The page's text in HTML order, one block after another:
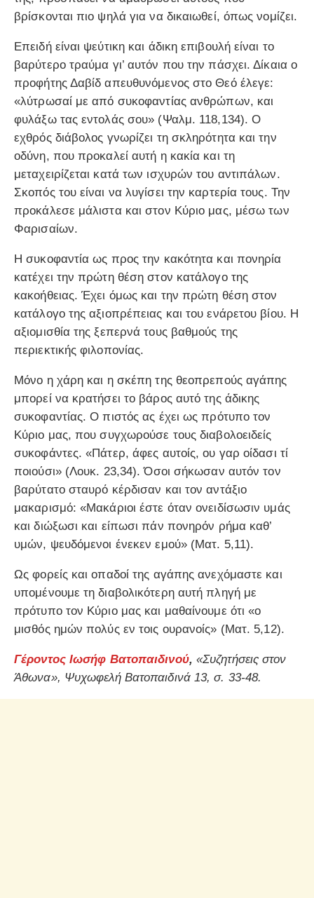
βρίσκονται πιο ψηλά για να δικαιωθεί, όπως νομίζει.
Επειδή είναι ψεύτικη και άδικη επιβουλή είναι το
βαρύτερο τραύμα γι’ αυτόν που την πάσχει. Δίκαια ο
προφήτης Δαβίδ απευθυνόμενος στο Θεό έλεγε:
«λύτρωσαί με από συκοφαντίας ανθρώπων, και
φυλάξω τας εντολάς σου» (Ψαλμ. 118,134). Ο
εχθρός διάβολος γνωρίζει τη σκληρότητα και την
οδύνη, που προκαλεί αυτή η κακία και τη
μεταχειρίζεται κατά των ισχυρών του αντιπάλων.
Σκοπός του είναι να λυγίσει την καρτερία τους. Την
προκάλεσε μάλιστα και στον Κύριο μας, μέσω των
Φαρισαίων.
Η συκοφαντία ως προς την κακότητα και πονηρία
κατέχει την πρώτη θέση στον κατάλογο της
κακοήθειας. Έχει όμως και την πρώτη θέση στον
κατάλογο της αξιοπρέπειας και του ενάρετου βίου. Η
αξιομισθία της ξεπερνά τους βαθμούς της
περιεκτικής φιλοπονίας.
Μόνο η χάρη και η σκέπη της θεοπρεπούς αγάπης
μπορεί να κρατήσει το βάρος αυτό της άδικης
συκοφαντίας. Ο πιστός ας έχει ως πρότυπο τον
Κύριο μας, που συγχωρούσε τους διαβολοειδείς
συκοφάντες. «Πάτερ, άφες αυτοίς, ου γαρ οίδασι τί
ποιούσι» (Λουκ. 23,34). Όσοι σήκωσαν αυτόν τον
βαρύτατο σταυρό κέρδισαν και τον αντάξιο
μακαρισμό: «Μακάριοι έστε όταν ονειδίσωσιν υμάς
και διώξωσι και είπωσι πάν πονηρόν ρήμα καθ’
υμών, ψευδόμενοι ένεκεν εμού» (Ματ. 5,11).
Ως φορείς και οπαδοί της αγάπης ανεχόμαστε και
υπομένουμε τη διαβολικότερη αυτή πληγή με
πρότυπο τον Κύριο μας και μαθαίνουμε ότι «ο
μισθός ημών πολύς εν τοις ουρανοίς» (Ματ. 5,12).
Γέροντος Ιωσήφ Βατοπαιδινού, «Συζητήσεις στον
Άθωνα», Ψυχωφελή Βατοπαιδινά 13, σ. 33-48.